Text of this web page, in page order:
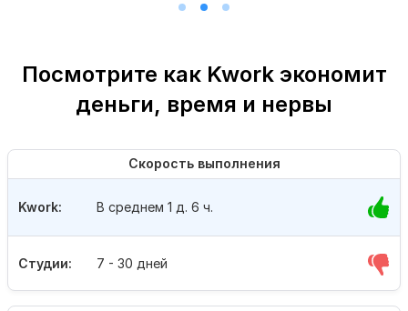
Посмотрите как Kwork экономит
деньги, время и нервы
Скорость выполнения
Студии: 7 - 30 дней
Kwork: В среднем 1 д. 6 ч.